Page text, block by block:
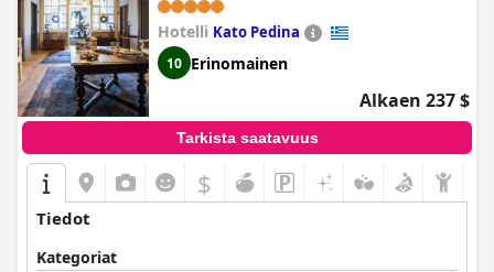
se tarjoaa poikkeuksellisen kokemuksen vierailleen. Hotelli on
täydellinen paikka kodikkaaseen ja romanttiseen lomaan, jossa
on tilavat ja mukavat huoneet, oma poreallas ja takka, joka luo
romanttisen ja rentouttavan tunnelman.
Hotelli Kato Pedina
10 Erinomainen
Alkaen 237 $
Tarkista saatavuus
$
Tiedot
Kategoriat